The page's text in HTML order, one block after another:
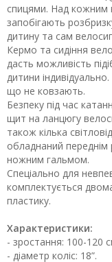
спицями. Над кожним
запобігають
дитину та сам
Кермо та сидіння
дасть можливість
дитини
що не ковзають.
Безпеку під час
щит на ланцюгу
також кілька
обладнаний
ножним гальмом.
Спеціально для
комплектується
пластику.
Характеристики:
- зростання: 100-120
- діаметр коліс: 18”.